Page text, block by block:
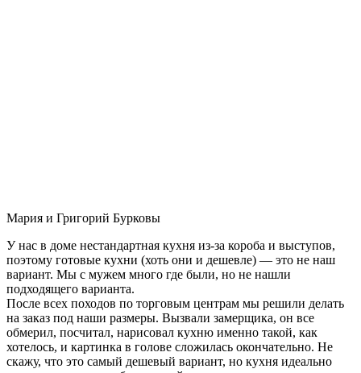
Мария и Григорий Бурковы
У нас в доме нестандартная кухня из-за короба и выступов,
поэтому готовые кухни (хоть они и дешевле) — это не наш
вариант. Мы с мужем много где были, но не нашли
подходящего варианта.
После всех походов по торговым центрам мы решили делать
на заказ под наши размеры. Вызвали замерщика, он все
обмерил, посчитал, нарисовал кухню именно такой, как
хотелось, и картинка в голове сложилась окончательно. Не
скажу, что это самый дешевый вариант, но кухня идеально